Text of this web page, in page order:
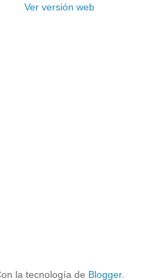
Ver versión web
la tecnología de Blogger.